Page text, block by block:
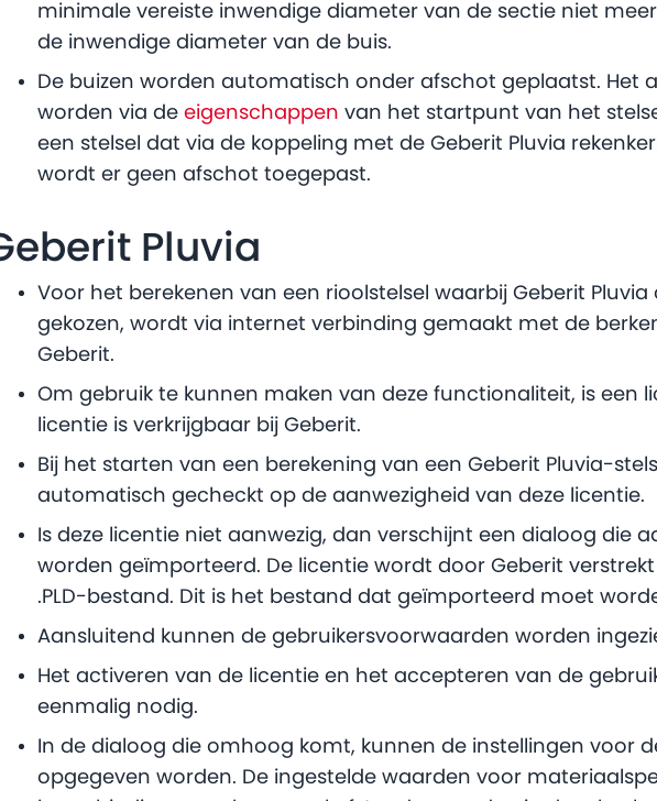
minimale vereiste inwendige diameter van de sectie niet
de inwendige diameter van de buis.
De buizen worden automatisch onder afschot geplaatst. Het
worden via de eigenschappen van het startpunt van het
een stelsel dat via de koppeling met de Geberit Pluvia
wordt er geen afschot toegepast.
Pluvia
Voor het berekenen van een rioolstelsel waarbij Geberit Pluvia
gekozen, wordt via internet verbinding gemaakt met de
Geberit.
Om gebruik te kunnen maken van deze functionaliteit, is een
licentie is verkrijgbaar bij Geberit.
Bij het starten van een berekening van een Geberit Pluvia-
automatisch gecheckt op de aanwezigheid van deze licentie.
Is deze licentie niet aanwezig, dan verschijnt een dialoog die
worden geïmporteerd. De licentie wordt door Geberit
.PLD-bestand. Dit is het bestand dat geïmporteerd moet
Aansluitend kunnen de gebruikersvoorwaarden worden
Het activeren van de licentie en het accepteren van de
eenmalig nodig.
In de dialoog die omhoog komt, kunnen de instellingen voor
opgegeven worden. De ingestelde waarden voor